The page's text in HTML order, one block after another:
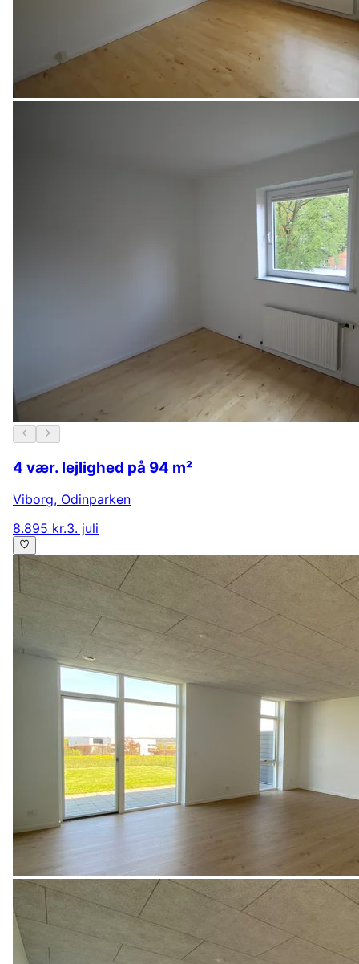
4 vær. lejlighed på 94 m²
Viborg, Odinparken
8.895 kr.3. juli